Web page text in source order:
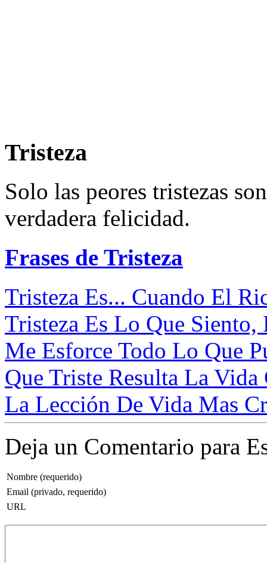
Tristeza
Solo las peores tristezas
verdadera felicidad.
Frases de Tristeza
Tristeza Es... Cuando El
Tristeza Es Lo Que Siento,
Me Esforce Todo Lo Que
Que Triste Resulta La
La Lección De Vida Mas
Deja un Comentario para
Nombre (requerido)
Email (privado, requerido)
URL